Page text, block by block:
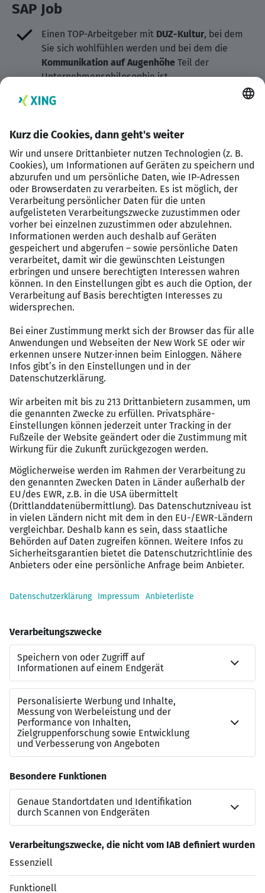
SAP Job
Einen TOP-Arbeitgeber mit DUZ-Kultur, bei dem
Sie sich wohlfühlen werden und bei dem die
Kommunikation auf Augenhöhe Teil der
Unternehmensphilosophie ist
gegenseitig tatkräftig unterstützt
Vielfältige SAP-Optimierungs-, -Harmonisierungs-
&S/4HANA-Einführungs- und Roll-Out-Projekte
bei unterschiedlichen Kunden
Die Möglichkeit SAP S/4HANA Erfahrung im
Greenfield-,Bluefield-oderBrownfield
Approachzu sammeln – je nach Kundenprojekt
Modernste SAP-Technologien&
Methodenkompetenz
Kontinuierliche Weiterbildungen und die Auswahl
aus einemTrainingskatalog mit über 300
Schulungen
Ein Jahreszielgehalt von bis zu €115.000 p.a.
nach SAP-Beratungserfahrung
Firmenwagen oder Car Allowance
Remote Arbeit
Flexible Arbeitszeiten, bis zu 70% mobiles
Arbeiten – je nach Kundenprojekt
40%für Kundenprojekt (kann auch weniger sein –
Möglichkeit auch in
Wocheauf 4 oder 5 Tage verteilt zu arbeiten
Kontakt
Sollten Sie Rückfragen zu diesem SAP-Job haben, dann
steht Ihnen gerneMiriam Sartoriusvom Leuchtmehr-
Team zur Verfügung:
miriam.sartorius@leuchtmehr.de
+49 7151 250 46-13